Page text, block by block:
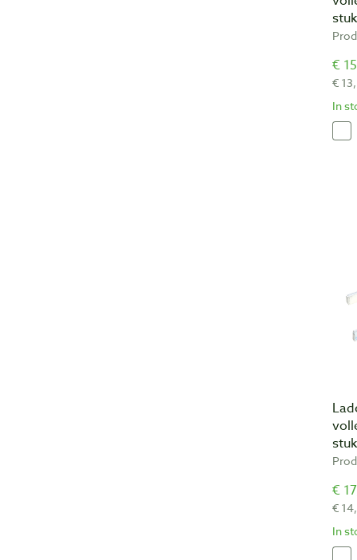
€
€
In
€
€
In